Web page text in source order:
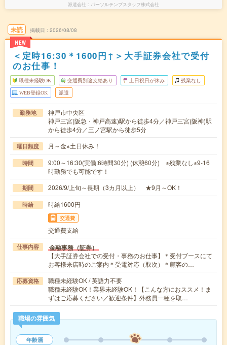
派遣会社 パーソルテンプスタッフ株式会社
未読
NEW
掲載日 2026/08/08
＜定時16:30＊1600円↑＞大手証券会社で受付
のお仕事！
職種未経験OK 交通費別途支給あり 土日祝日が休み 残業なし
WEB登録OK 派遣
勤務地
神戸市中央区
神戸三宮(阪急・神戸高速)駅から徒歩4分／神戸三宮(阪神)駅
から徒歩4分／三ノ宮駅から徒歩5分
曜日頻度 月～金※土日休み！
時間
9:00～16:30(実働:6時間30分) (休憩60分) ※残業なし※9-16
時勤務でも可能です！
期間 2026/9/上旬～長期（3カ月以上） ★9月～OK！
時給 時給1600円
交通費
交通費支給
仕事内容 金融事務（証券）
【大手証券会社での受付・事務のお仕事】＊受付ブースにて
お客様来店時のご案内＊受電対応（取次）＊顧客の…
応募資格
職種未経験OK / 英語力不要
職種未経験OK！業界未経験OK！【こんな方におススメ！ま
ずはご応募ください／歓迎条件】外務員一種を取…
職場の雰囲気
年齢層